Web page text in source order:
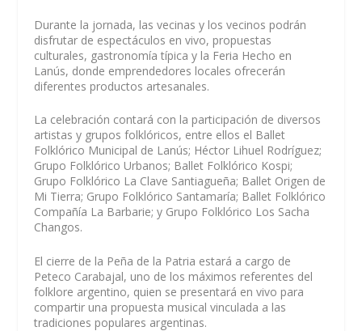
Durante la jornada, las vecinas y los vecinos podrán
disfrutar de espectáculos en vivo, propuestas
culturales, gastronomía típica y la Feria Hecho en
Lanús, donde emprendedores locales ofrecerán
diferentes productos artesanales.
La celebración contará con la participación de diversos
artistas y grupos folklóricos, entre ellos el Ballet
Folklórico Municipal de Lanús; Héctor Lihuel Rodríguez;
Grupo Folklórico Urbanos; Ballet Folklórico Kospi;
Grupo Folklórico La Clave Santiagueña; Ballet Origen de
Mi Tierra; Grupo Folklórico Santamaría; Ballet Folklórico
Compañía La Barbarie; y Grupo Folklórico Los Sacha
Changos.
El cierre de la Peña de la Patria estará a cargo de
Peteco Carabajal, uno de los máximos referentes del
folklore argentino, quien se presentará en vivo para
compartir una propuesta musical vinculada a las
tradiciones populares argentinas.